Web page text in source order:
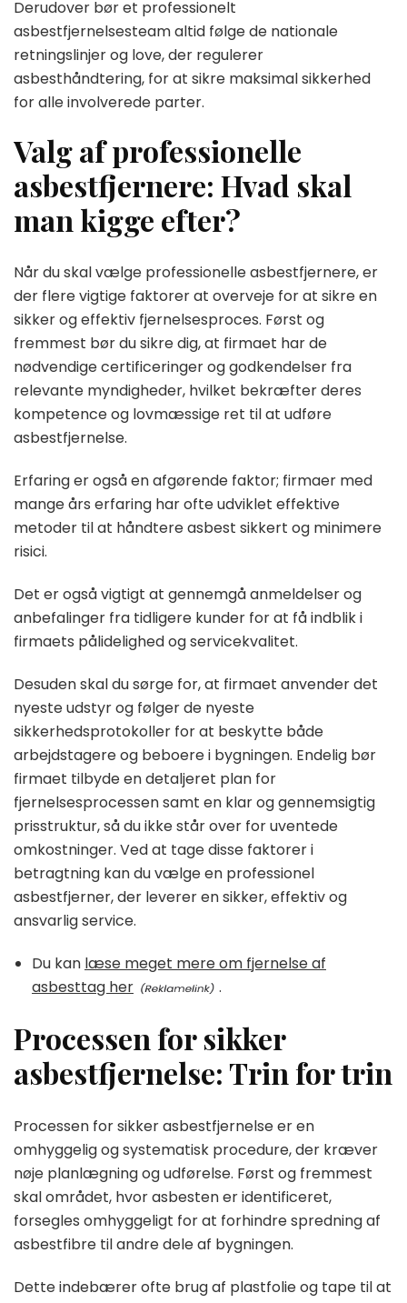
Derudover bør et professionelt
asbestfjernelsesteam altid følge de nationale
retningslinjer og love, der regulerer
asbesthåndtering, for at sikre maksimal sikkerhed
for alle involverede parter.
Valg af professionelle
asbestfjernere: Hvad skal
man kigge efter?
Når du skal vælge professionelle asbestfjernere, er
der flere vigtige faktorer at overveje for at sikre en
sikker og effektiv fjernelsesproces. Først og
fremmest bør du sikre dig, at firmaet har de
nødvendige certificeringer og godkendelser fra
relevante myndigheder, hvilket bekræfter deres
kompetence og lovmæssige ret til at udføre
asbestfjernelse.
Erfaring er også en afgørende faktor; firmaer med
mange års erfaring har ofte udviklet effektive
metoder til at håndtere asbest sikkert og minimere
risici.
Det er også vigtigt at gennemgå anmeldelser og
anbefalinger fra tidligere kunder for at få indblik i
firmaets pålidelighed og servicekvalitet.
Desuden skal du sørge for, at firmaet anvender det
nyeste udstyr og følger de nyeste
sikkerhedsprotokoller for at beskytte både
arbejdstagere og beboere i bygningen. Endelig bør
firmaet tilbyde en detaljeret plan for
fjernelsesprocessen samt en klar og gennemsigtig
prisstruktur, så du ikke står over for uventede
omkostninger. Ved at tage disse faktorer i
betragtning kan du vælge en professionel
asbestfjerner, der leverer en sikker, effektiv og
ansvarlig service.
Du kan læse meget mere om fjernelse af
asbesttag her
.
Processen for sikker
asbestfjernelse: Trin for trin
Processen for sikker asbestfjernelse er en
omhyggelig og systematisk procedure, der kræver
nøje planlægning og udførelse. Først og fremmest
skal området, hvor asbesten er identificeret,
forsegles omhyggeligt for at forhindre spredning af
asbestfibre til andre dele af bygningen.
Dette indebærer ofte brug af plastfolie og tape til at